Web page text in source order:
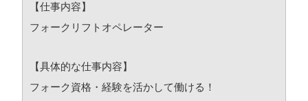
【仕事内容】
フォークリフトオペレーター
【具体的な仕事内容】
フォーク資格・経験を活かして働ける！